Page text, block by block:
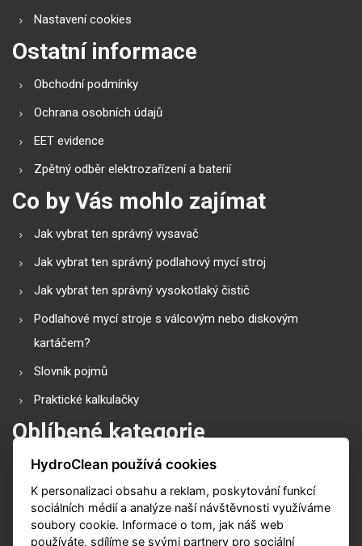
Nastavení cookies
Ostatní informace
Obchodní podmínky
Ochrana osobních údajů
EET evidence
Zpětný odběr elektrozařízení a baterií
Co by Vás mohlo zajímat
Jak vybrat ten správný vysavač
Jak vybrat ten správný podlahový mycí stroj
Jak vybrat ten správný vysokotlaký čistič
Podlahové mycí stroje s válcovým nebo diskovým
kartáčem?
Slovník pojmů
Praktické kalkulačky
Oblíbené kategorie
Průmyslové vysavače
Vysokotlaké čističe
Podlahové mycí stroje
HydroClean používá cookies
K personalizaci obsahu a reklam, poskytování funkcí
sociálních médií a analýze naší návštěvnosti využíváme
soubory cookie. Informace o tom, jak náš web
používáte, sdílíme se svými partnery pro sociální